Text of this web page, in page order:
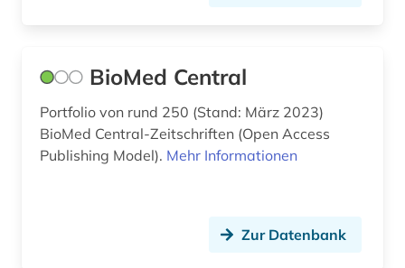
suchtprävention (1)
toxizität (1)
u.s. national library of medicine (1)
BioMed Central
Portfolio von rund 250 (Stand: März 2023)
BioMed Central-Zeitschriften (Open Access
Publishing Model). Mehr Informationen
Zur Datenbank